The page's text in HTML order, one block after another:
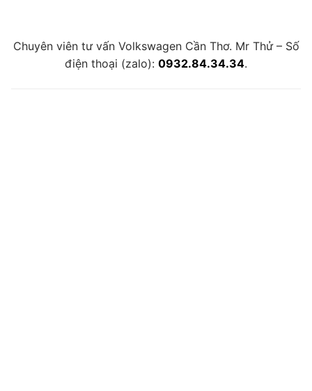
Chuyên viên tư vấn Volkswagen Cần Thơ. Mr Thử – Số
điện thoại (zalo): 0932.84.34.34.